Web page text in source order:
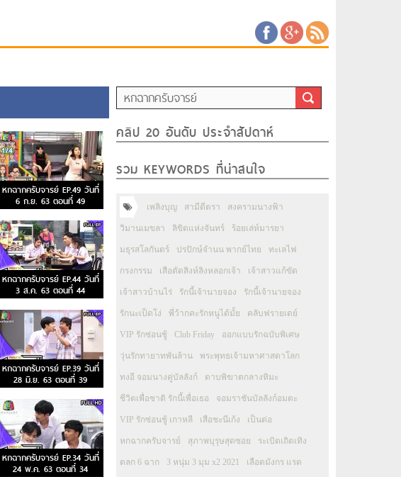
หกฉากครับจารย์ EP.49 วันที่
6 ก.ย. 63 ตอนที่ 49
หกฉากครับจารย์ EP.44 วันที่
3 ส.ค. 63 ตอนที่ 44
หกฉากครับจารย์ EP.39 วันที่
28 มิ.ย. 63 ตอนที่ 39
หกฉากครับจารย์ EP.34 วันที่
24 พ.ค. 63 ตอนที่ 34
คลิป 20 อันดับ ประจำสัปดาห์
รวม KEYWORDS ที่น่าสนใจ
เพลิงบุญ สามีตีตรา สงครามนางฟ้า
วิมานเมขลา ลิขิตแห่งจันทร์ ร้อยเล่ห์มารยา
มธุรสโลกันตร์ ปรปักษ์จำนน พากย์ไทย ทะเลไฟ
กรงกรรม เสือตัดสิงห์ลิงหลอกเจ้า เจ้าสาวแก้ขัด
เจ้าสาวบ้านไร่ รักนี้เจ้านายจอง รักนี้เจ้านายจอง
รักนะเป็ดโง่ พี่ว้ากคะรักหนูได้มั้ย คลับฟรายเดย์
VIP รักซ่อนชู้ Club Friday ออกแบบรักฉบับพิเศษ
วุ่นรักทายาทพันล้าน พระพุทธเจ้ามหาศาสดาโลก
ทงอี จอมนางคู่บัลลังก์ ดาบพิฆาตกลางหิมะ
ชีวิตเพื่อชาติ รักนี้เพื่อเธอ จอมราชันบัลลังก์อมตะ
VIP รักซ่อนชู้ เกาหลี เสือชะนีเก้ง เป็นต่อ
หกฉากครับจารย์ สุภาพบุรุษสุดซอย ระเบิดเถิดเทิง
ตลก 6 ฉาก 3 หนุ่ม 3 มุม x2 2021 เลือดมังกร แรด